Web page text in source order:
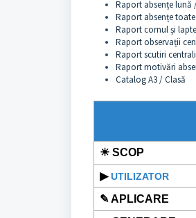
Raport absențe lună
Raport absențe
Raport cornul și
Raport observații
Raport scutiri
Raport motivări
Catalog A3 / Clasă
☀ SCOP
▶ UTILIZATOR
✎ APLICARE